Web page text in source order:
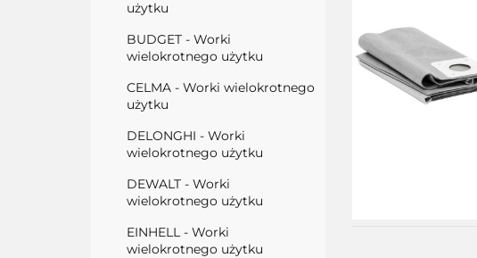
użytku
BUDGET - Worki
wielokrotnego użytku
CELMA - Worki wielokrotnego
użytku
DELONGHI - Worki
wielokrotnego użytku
DEWALT - Worki
wielokrotnego użytku
EINHELL - Worki
wielokrotnego użytku